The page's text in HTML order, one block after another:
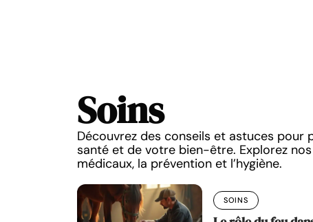
Soins
Découvrez des conseils et astuces pour
santé et de votre bien-être. Explorez
médicaux, la prévention et l’hygiène.
SOINS